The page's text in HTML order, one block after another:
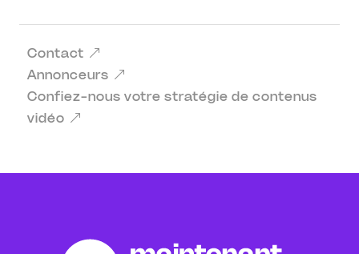
Contact
Annonceurs
Confiez-nous votre stratégie de contenus
vidéo